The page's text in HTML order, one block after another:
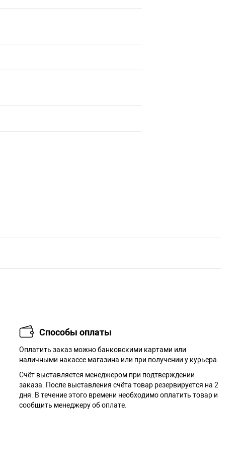
Способы оплаты
Оплатить заказ можно банковскими картами или
наличными накассе магазина или при получении у курьера.
Cчёт выставляется менеджером при подтверждении
заказа. После выставления счёта товар резервируется на 2
дня. В течение этого времени необходимо оплатить товар и
сообщить менеджеру об оплате.